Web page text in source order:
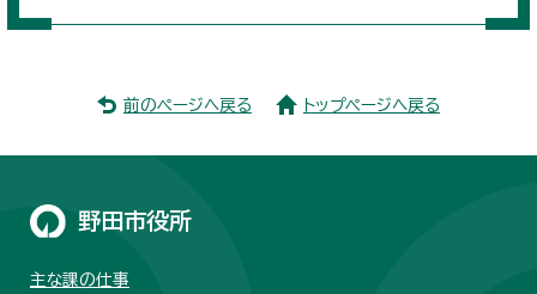
前のページへ戻る トップページへ戻る
野田市役所
主な課の仕事